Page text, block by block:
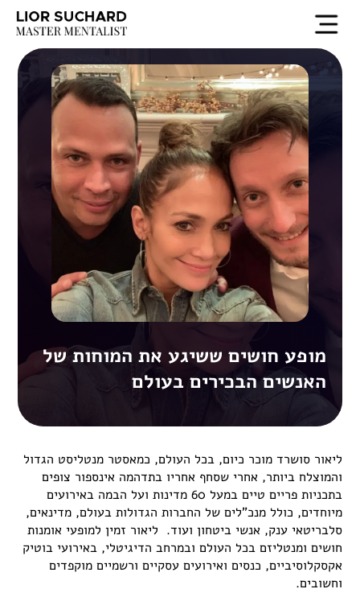
EN
מופע חושים ששיגע את המוחות של
האנשים הבכירים בעולם
ליאור סושרד מוכר כיום, בכל העולם, כמאסטר מנטליסט הגדול
והמוצלח ביותר, אחרי שסחף אחריו בתדהמה אינספור צופים
בתכניות פריים טיים במעל 60 מדינות ועל הבמה באירועים
מיוחדים, כולל מנכ"לים של החברות הגדולות בעולם, מדינאים,
סלבריטאי ענק, אנשי ביטחון ועוד. ליאור זמין למופעי אומנות
חושים ומנטליזם בכל העולם ובמרחב הדיגיטלי, באירועי בוטיק
אקסקלוסיביים, כנסים ואירועים עסקיים ורשמיים מוקפדים
וחשובים.